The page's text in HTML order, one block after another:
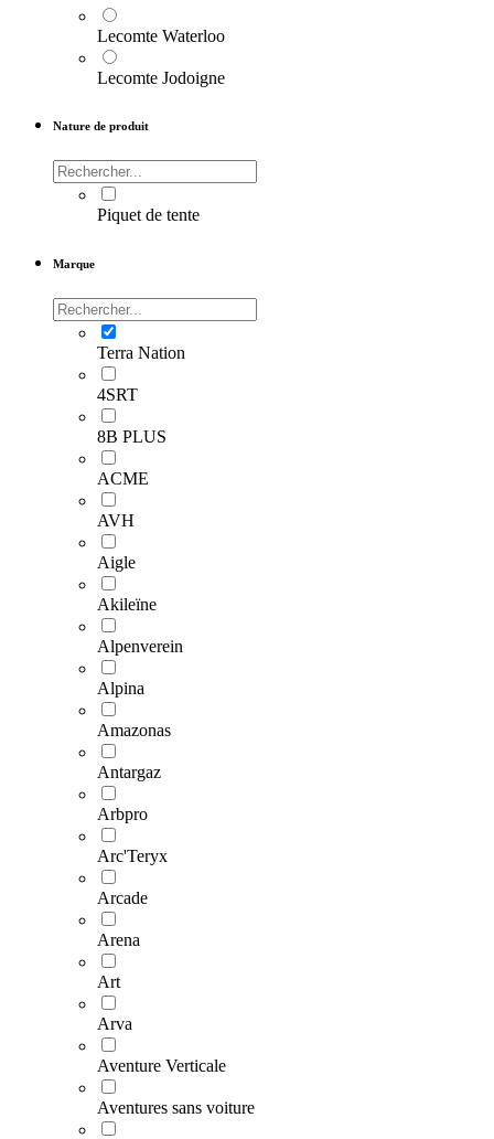
Lecomte Waterloo
Lecomte Jodoigne
Nature de produit
Piquet de tente
Marque
Terra Nation
4SRT
8B PLUS
ACME
AVH
Aigle
Akileïne
Alpenverein
Alpina
Amazonas
Antargaz
Arbpro
Arc'Teryx
Arcade
Arena
Art
Arva
Aventure Verticale
Aventures sans voiture